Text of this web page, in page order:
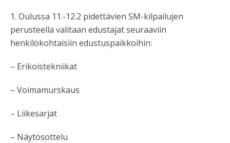
1. Oulussa 11.-12.2 pidettävien SM-kilpailujen
perusteella valitaan edustajat seuraaviin
henkilökohtaisiin edustuspaikkoihin:
– Erikoistekniikat
– Voimamurskaus
– Liikesarjat
– Näytösottelu